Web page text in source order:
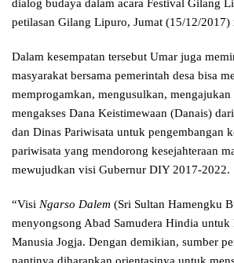
dialog budaya dalam acara Festival Gilang
petilasan Gilang Lipuro, Jumat (15/12/2017)
Dalam kesempatan tersebut Umar juga
masyarakat bersama pemerintah desa bisa
memprogamkan, mengusulkan, mengajukan
mengakses Dana Keistimewaan (Danais)
dan Dinas Pariwisata untuk pengembangan
pariwisata yang mendorong kesejahteraan
mewujudkan visi Gubernur DIY 2017-2022.
“Visi Ngarso Dalem (Sri Sultan Hamengku
menyongsong Abad Samudera Hindia
Manusia Jogja. Dengan demikian, sumber